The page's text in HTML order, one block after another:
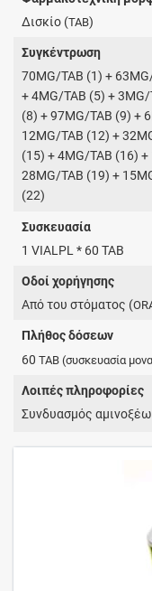
Δισκίο (TAB)
Συγκέντρωση
70MG/TAB (1) +
+ 4MG/TAB (5) +
(8) + 97MG/TAB (9) +
12MG/TAB (12) +
(15) + 4MG/TAB (16)
28MG/TAB (19) +
(22)
Συσκευασία
1 VIALPL * 60 TAB
Οδοί χορήγησης
Από του στόματος (
Πλήθος δόσεων
60TAB (συσκευασία
Λοιπές πληροφορίες
Συνδυασμός